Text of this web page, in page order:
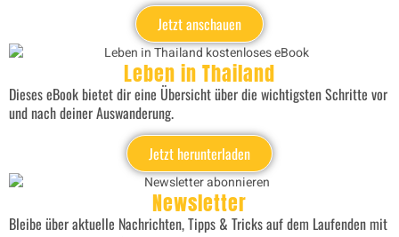
Leben in Thailand
Dieses eBook bietet dir eine Übersicht über die wichtigsten Schritte vor
und nach deiner Auswanderung.
Jetzt herunterladen
Newsletter
Bleibe über aktuelle Nachrichten, Tipps & Tricks auf dem Laufenden mit
Jetzt anschauen